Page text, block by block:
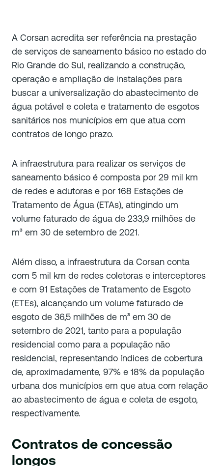
A Corsan acredita ser referência na prestação
de serviços de saneamento básico no estado do
Rio Grande do Sul, realizando a construção,
operação e ampliação de instalações para
buscar a universalização do abastecimento de
água potável e coleta e tratamento de esgotos
sanitários nos municípios em que atua com
contratos de longo prazo.
A infraestrutura para realizar os serviços de
saneamento básico é composta por 29 mil km
de redes e adutoras e por 168 Estações de
Tratamento de Água (ETAs), atingindo um
volume faturado de água de 233,9 milhões de
m³ em 30 de setembro de 2021.
Além disso, a infraestrutura da Corsan conta
com 5 mil km de redes coletoras e interceptores
e com 91 Estações de Tratamento de Esgoto
(ETEs), alcançando um volume faturado de
esgoto de 36,5 milhões de m³ em 30 de
setembro de 2021, tanto para a população
residencial como para a população não
residencial, representando índices de cobertura
de, aproximadamente, 97% e 18% da população
urbana dos municípios em que atua com relação
ao abastecimento de água e coleta de esgoto,
respectivamente.
Contratos de concessão
longos